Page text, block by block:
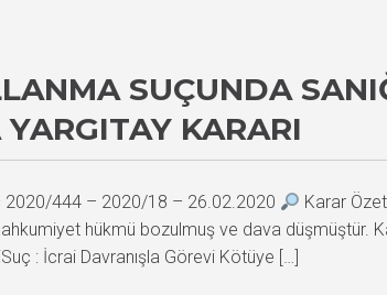
SUÇUNDA
KARARI
2020/444 – 2020/18 – 26.02.2020
Karar
hükmü bozulmuş ve dava
: İcrai Davranışla Görevi Kötüye […]